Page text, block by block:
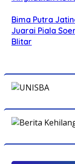
Bima Putra
Juarai Piala
Blitar